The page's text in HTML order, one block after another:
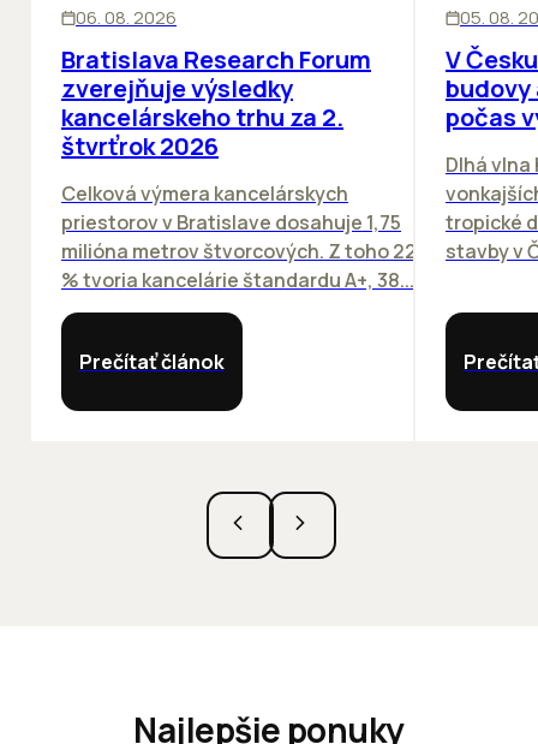
06. 08. 2026
Bratislava Research Forum
zverejňuje výsledky
kancelárskeho trhu za 2.
štvrťrok 2026
Celková výmera kancelárskych
priestorov v Bratislave dosahuje 1,75
milióna metrov štvorcových. Z toho 22
% tvoria kancelárie štandardu A+, 38...
Prečítať článok
05. 08.
V
počas
Dlhá
tropické
stavby v
Najlepšie ponuky